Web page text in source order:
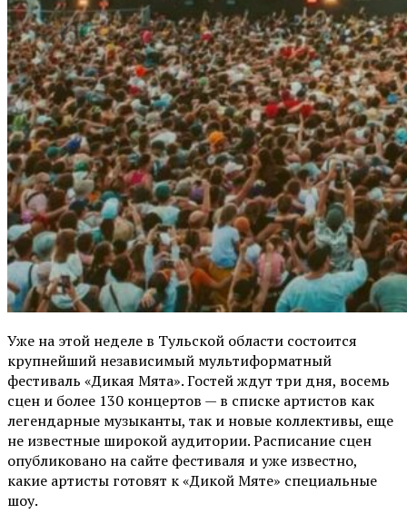
Уже на этой неделе в Тульской области состоится
крупнейший независимый мультиформатный
фестиваль «Дикая Мята». Гостей ждут три дня, восемь
сцен и более 130 концертов — в списке артистов как
легендарные музыканты, так и новые коллективы, еще
не известные широкой аудитории. Расписание сцен
опубликовано на сайте фестиваля и уже известно,
какие артисты готовят к «Дикой Мяте» специальные
шоу.